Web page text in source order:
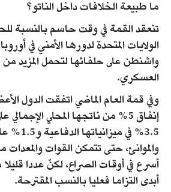
ما طبيعة الخلافات داخل الناتو؟
تنعقد القمة في وقت حاسم بالنسبة
الولايات المتحدة لدورها الأمني في
واشنطن على حلفائها لتحمل المزيد
العسكري.
إنفاق 5% من ناتجها المحلي
3.5% في
والموانئ، حتى تتمكن القوات
أسرع في أوقات الصراع، لكنّ عددا
أبدى التزاما فعليا بالنسب المقترحة.